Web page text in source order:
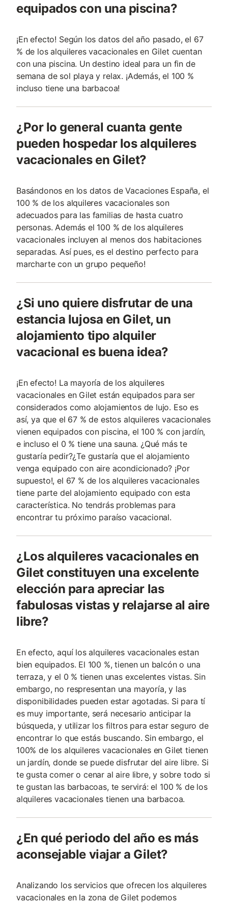
equipados con una piscina?
¡En efecto! Según los datos del año pasado, el 67
% de los alquileres vacacionales en Gilet cuentan
con una piscina. Un destino ideal para un fin de
semana de sol playa y relax. ¡Además, el 100 %
incluso tiene una barbacoa!
¿Por lo general cuanta gente
pueden hospedar los alquileres
vacacionales en Gilet?
Basándonos en los datos de Vacaciones España, el
100 % de los alquileres vacacionales son
adecuados para las familias de hasta cuatro
personas. Además el 100 % de los alquileres
vacacionales incluyen al menos dos habitaciones
separadas. Así pues, es el destino perfecto para
marcharte con un grupo pequeño!
¿Si uno quiere disfrutar de una
estancia lujosa en Gilet, un
alojamiento tipo alquiler
vacacional es buena idea?
¡En efecto! La mayoría de los alquileres
vacacionales en Gilet están equipados para ser
considerados como alojamientos de lujo. Eso es
así, ya que el 67 % de estos alquileres vacacionales
vienen equipados con piscina, el 100 % con jardín,
e incluso el 0 % tiene una sauna. ¿Qué más te
gustaría pedir?¿Te gustaría que el alojamiento
venga equipado con aire acondicionado? ¡Por
supuesto!, el 67 % de los alquileres vacacionales
tiene parte del alojamiento equipado con esta
característica. No tendrás problemas para
encontrar tu próximo paraíso vacacional.
¿Los alquileres vacacionales en
Gilet constituyen una excelente
elección para apreciar las
fabulosas vistas y relajarse al aire
libre?
En efecto, aquí los alquileres vacacionales estan
bien equipados. El 100 %, tienen un balcón o una
terraza, y el 0 % tienen unas excelentes vistas. Sin
embargo, no respresentan una mayoría, y las
disponibilidades pueden estar agotadas. Si para tí
es muy importante, será necesario anticipar la
búsqueda, y utilizar los filtros para estar seguro de
encontrar lo que estás buscando. Sin embargo, el
100% de los alquileres vacacionales en Gilet tienen
un jardín, donde se puede disfrutar del aire libre. Si
te gusta comer o cenar al aire libre, y sobre todo si
te gustan las barbacoas, te servirá: el 100 % de los
alquileres vacacionales tienen una barbacoa.
¿En qué periodo del año es más
aconsejable viajar a Gilet?
Analizando los servicios que ofrecen los alquileres
vacacionales en la zona de Gilet podemos